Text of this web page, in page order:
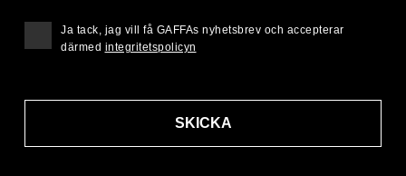
SKICKA
Ja tack, jag vill få GAFFAs nyhetsbrev och accepterar
därmed integritetspolicyn